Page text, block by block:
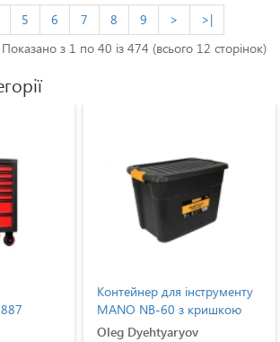
5 6 7 8 9 >
>|
Показано з 1 по 40 із 474 (всього 12 сторінок)
Контейнер для інструменту
MANO NB-60 з кришкою
об`ємом 60 л (NB-60)
Oleg Dyehtyaryov